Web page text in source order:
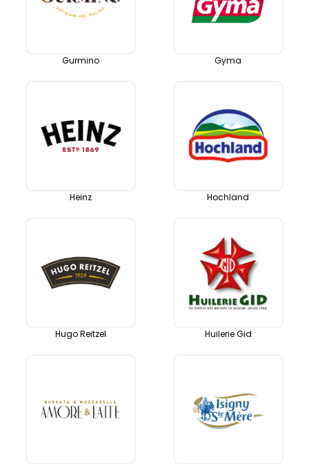
Gurmino Gyma
Heinz Hochland
Hugo Reitzel Huilerie Gid